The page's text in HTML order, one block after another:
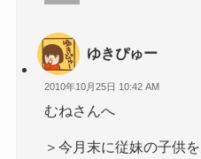
ゆきぴゅー
2010年10月25日 10:42 AM
むねさんへ
＞今月末に従妹の子供